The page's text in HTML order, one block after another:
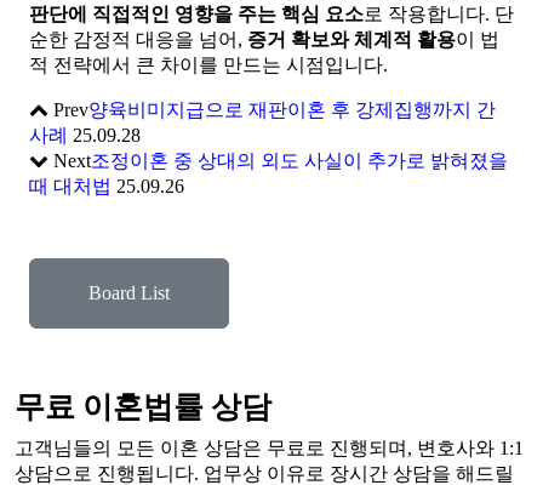
판단에 직접적인 영향을 주는 핵심 요소로 작용합니다. 단
순한 감정적 대응을 넘어, 증거 확보와 체계적 활용이 법
적 전략에서 큰 차이를 만드는 시점입니다.
Prev양육비미지급으로 재판이혼 후 강제집행까지 간
사례 25.09.28
Next조정이혼 중 상대의 외도 사실이 추가로 밝혀졌을
때 대처법 25.09.26
Board List
무료 이혼법률 상담
고객님들의 모든 이혼 상담은 무료로 진행되며, 변호사와 1:1
상담으로 진행됩니다. 업무상 이유로 장시간 상담을 해드릴